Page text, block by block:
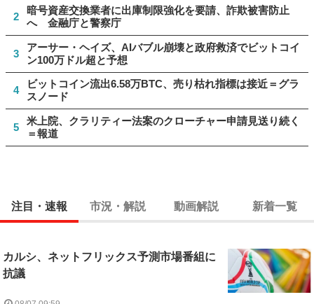
2
暗号資産交換業者に出庫制限強化を要請、詐欺被害防止
へ 金融庁と警察庁
3
アーサー・ヘイズ、AIバブル崩壊と政府救済でビットコイ
ン100万ドル超と予想
4
ビットコイン流出6.58万BTC、売り枯れ指標は接近＝グラ
スノード
5
米上院、クラリティー法案のクローチャー申請見送り続く
＝報道
注目・速報 市況・解説 動画解説 新着一覧
カルシ、ネットフリックス予測市場番組に
抗議